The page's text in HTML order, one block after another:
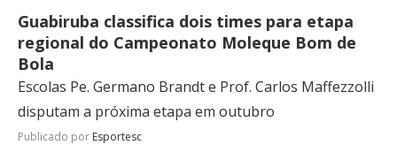
Guabiruba classifica dois times para etapa
regional do Campeonato Moleque Bom de
Bola
Escolas Pe. Germano Brandt e Prof. Carlos Maffezzolli
disputam a próxima etapa em outubro
Publicado por Esportesc